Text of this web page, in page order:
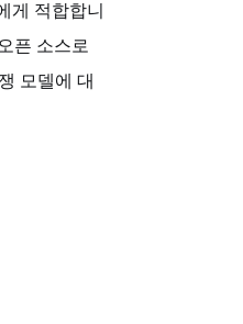
게 적합합니
픈 소스로
모델에 대